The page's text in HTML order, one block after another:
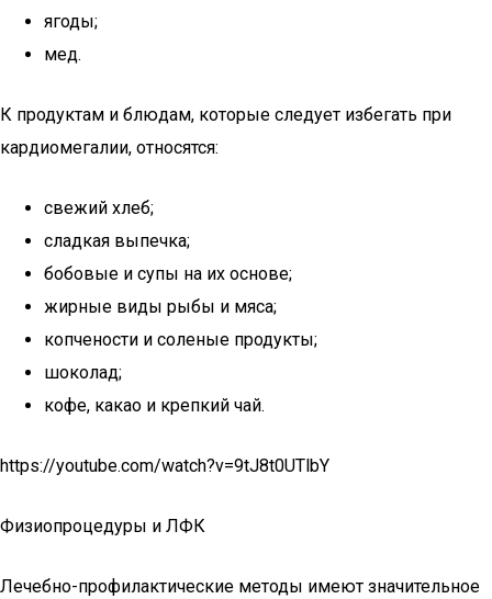
ягоды;
мед.
К продуктам и блюдам, которые следует избегать при
кардиомегалии, относятся:
свежий хлеб;
сладкая выпечка;
бобовые и супы на их основе;
жирные виды рыбы и мяса;
копчености и соленые продукты;
шоколад;
кофе, какао и крепкий чай.
https://youtube.com/watch?v=9tJ8t0UTlbY
Физиопроцедуры и ЛФК
Лечебно-профилактические методы имеют значительное